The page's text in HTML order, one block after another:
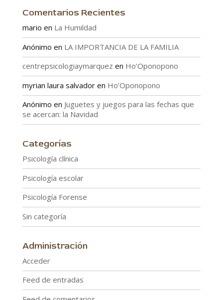
Comentarios Recientes
mario en La Humildad
Anónimo en LA IMPORTANCIA DE LA FAMILIA
centrepsicologiaymarquez en Ho’Oponopono
myrian laura salvadoren Ho’Oponopono
Anónimo en Juguetes y juegos para las fechas que
se acercan: la Navidad
Categorías
Psicología clínica
Psicología escolar
Psicología Forense
Sin categoría
Administración
Acceder
Feed de entradas